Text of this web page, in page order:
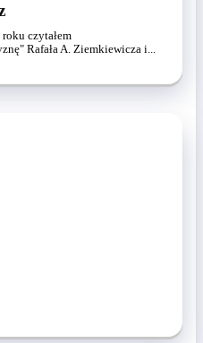
czytałem
Rafała A. Ziemkiewicza i...